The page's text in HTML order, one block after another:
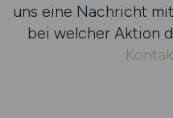
uns eine Nachricht
bei welcher Aktion